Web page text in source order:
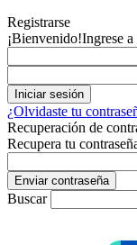
Registrarse
¡Bienvenido!Ingrese a
¿Olvidaste tu
Recuperación de
Recupera tu
Buscar